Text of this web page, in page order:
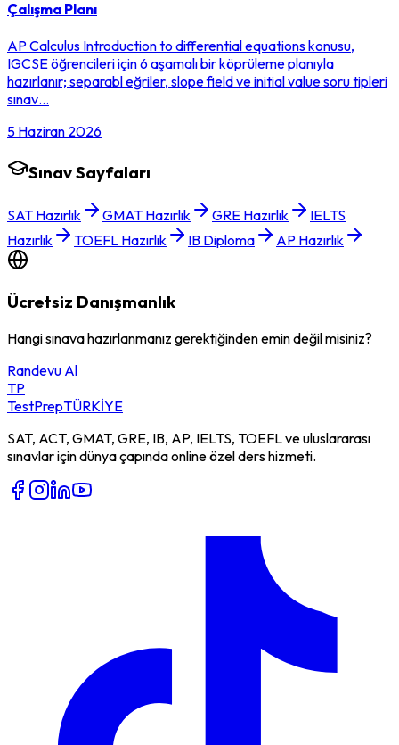
Çalışma Planı
AP Calculus Introduction to differential equations konusu,
IGCSE öğrencileri için 6 aşamalı bir köprüleme planıyla
hazırlanır; separabl eğriler, slope field ve initial value soru tipleri
sınav…
5 Haziran 2026
Sınav Sayfaları
SAT Hazırlık GMAT Hazırlık GRE Hazırlık
IELTS
Hazırlık
TOEFL Hazırlık IB Diploma AP Hazırlık
Ücretsiz Danışmanlık
Hangi sınava hazırlanmanız gerektiğinden emin değil misiniz?
Randevu Al
TP
TestPrepTÜRKİYE
SAT, ACT, GMAT, GRE, IB, AP, IELTS, TOEFL ve uluslararası
sınavlar için dünya çapında online özel ders hizmeti.